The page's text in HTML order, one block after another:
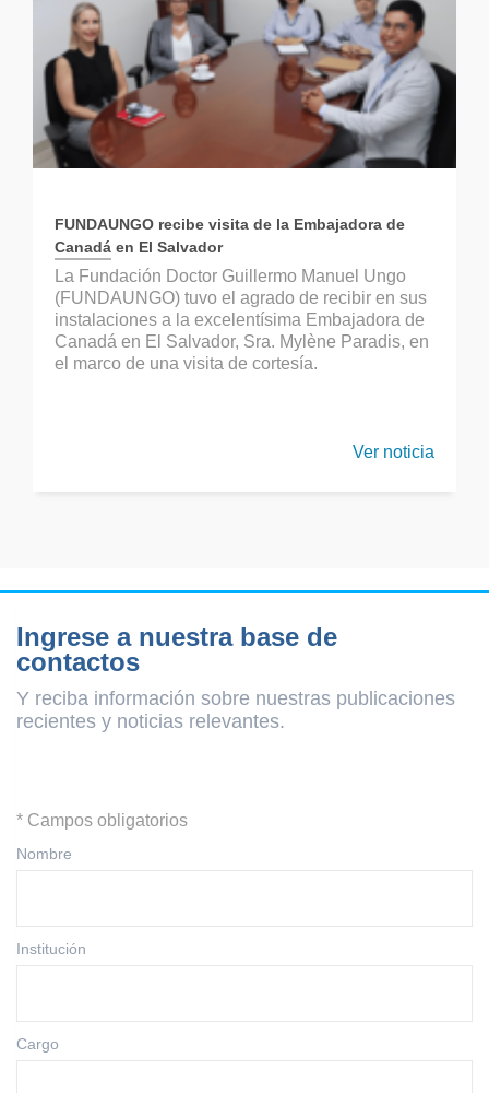
FUNDAUNGO recibe visita de la Embajadora de
Canadá en El Salvador
La Fundación Doctor Guillermo Manuel Ungo
(FUNDAUNGO) tuvo el agrado de recibir en sus
instalaciones a la excelentísima Embajadora de
Canadá en El Salvador, Sra. Mylène Paradis, en
el marco de una visita de cortesía.
Ver noticia
Ingrese a nuestra base de
contactos
Y reciba información sobre nuestras publicaciones
recientes y noticias relevantes.
* Campos obligatorios
Nombre
Institución
Cargo